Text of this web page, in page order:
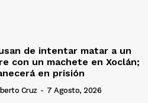
de intentar matar a un
con un machete en Xoclán;
en prisión
Cruz - 7 Agosto, 2026